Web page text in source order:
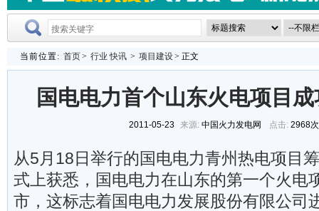
当前位置: 首页> 行业 快讯 > 项目建设> 正文
国电电力首个山东火电项目
2011-05-23 来源: 中国火力发电网 点击: 2968
从5月18日举行的国电电力青州热电项目
式上获悉，国电电力在山东的第一个火电
市，这标志着国电电力发展股份有限公司